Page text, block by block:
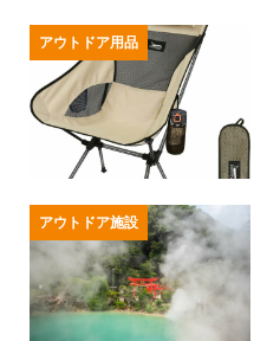
アウトドア用品
アウトドア施設